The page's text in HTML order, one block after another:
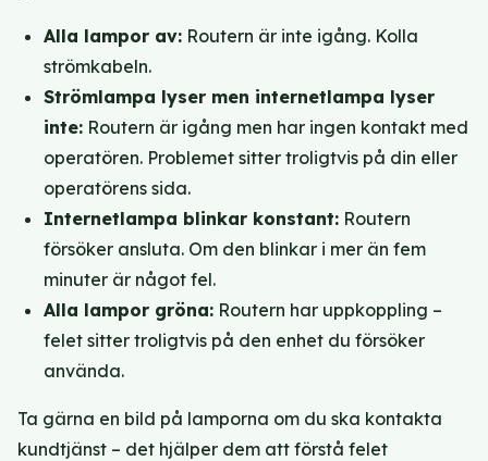
Alla lampor av: Routern är inte igång. Kolla
strömkabeln.
Strömlampa lyser men internetlampa lyser
inte: Routern är igång men har ingen kontakt med
operatören. Problemet sitter troligtvis på din eller
operatörens sida.
Internetlampa blinkar konstant: Routern
försöker ansluta. Om den blinkar i mer än fem
minuter är något fel.
Alla lampor gröna: Routern har uppkoppling –
felet sitter troligtvis på den enhet du försöker
använda.
Ta gärna en bild på lamporna om du ska kontakta
kundtjänst – det hjälper dem att förstå felet